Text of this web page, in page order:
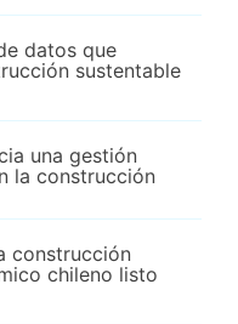
datos que
sustentable
una gestión
la construcción
construcción
chileno listo